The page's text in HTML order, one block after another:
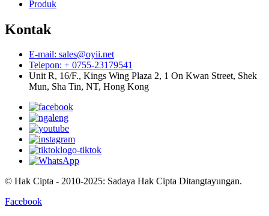
Produk
Kontak
E-mail: sales@oyii.net
Telepon: + 0755-23179541
Unit R, 16/F., Kings Wing Plaza 2, 1 On Kwan Street, Shek
Mun, Sha Tin, NT, Hong Kong
© Hak Cipta - 2010-2025: Sadaya Hak Cipta Ditangtayungan.
Facebook